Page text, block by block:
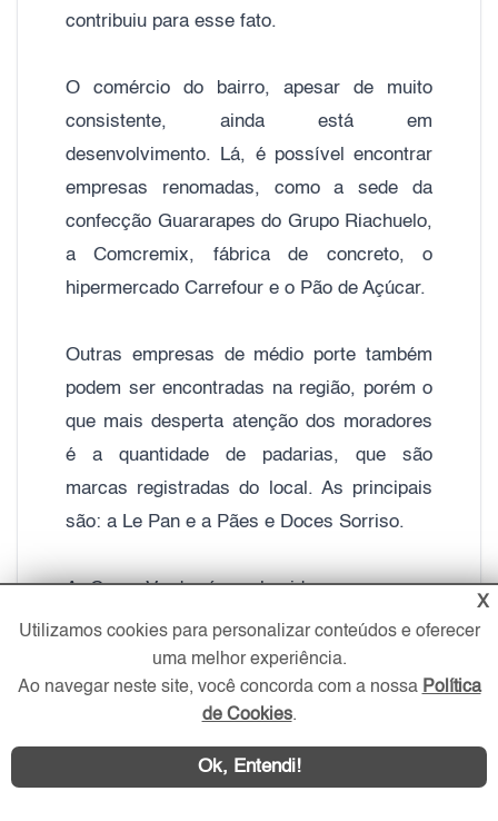
contribuiu para esse fato.
O comércio do bairro, apesar de muito
consistente, ainda está em
desenvolvimento. Lá, é possível encontrar
empresas renomadas, como a sede da
confecção Guararapes do Grupo Riachuelo,
a Comcremix, fábrica de concreto, o
hipermercado Carrefour e o Pão de Açúcar.
Outras empresas de médio porte também
podem ser encontradas na região, porém o
que mais desperta atenção dos moradores
é a quantidade de padarias, que são
marcas registradas do local. As principais
são: a Le Pan e a Pães e Doces Sorriso.
A Casa Verde é conhecida por ser um
bairro sambista, que abriga duas escolas
de samba do carnaval paulista, a Império
da Casa Verde e Unidos do Peruche.
Praticamente, todos os meios de transporte
do bairro são provenientes do terminal de
X
Utilizamos cookies para personalizar conteúdos e oferecer
uma melhor experiência.
Ao navegar neste site, você concorda com a nossa Política
de Cookies.
Ok, Entendi!